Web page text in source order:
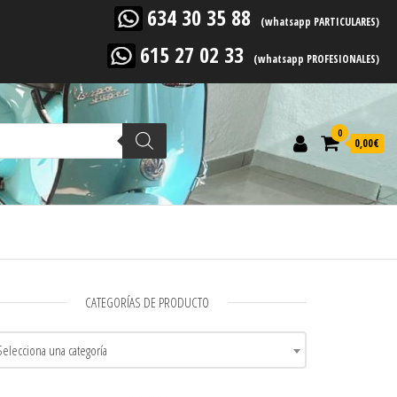
634 30 35 88 (whatsapp PARTICULARES)
615 27 02 33 (whatsapp PROFESIONALES)
0
0,00€
CATEGORÍAS DE PRODUCTO
una categoría